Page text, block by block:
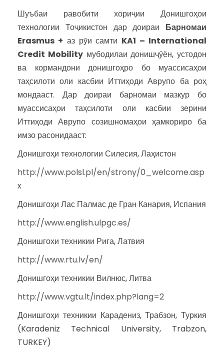
Шуъбаи равобити хориҷии Донишгоҳои
технологии Тоҷикистон дар доираи Барномаи
Erasmus + аз рӯи самти KA1 – International
Credit Mobilityмубодилаи донишҷӯён, устодон
ва кормандони донишгоҳро бо муассисаҳои
таҳсилоти оли касбии Иттиҳоди Аврупо ба роҳ
мондааст. Дар доираи барномаи мазкур бо
муассисаҳои таҳсилоти оли касбии зерини
Иттиҳоди Аврупо созишномаҳои ҳамкориро ба
имзо расонидааст:
Донишгоҳи технологии Силесия, Лаҳистон
http://www.polsl.pl/en/strony/0_welcome.asp
x
Донишгоҳи Лас Палмас де Гран Канария, Испания
http://www.english.ulpgc.es/
Донишгохи техникии Рига, Латвия
http://www.rtu.lv/en/
Донишгоҳи техникии Вилнюс, Литва
http://www.vgtu.lt/index.php?lang=2
Донишгоҳи техникии Карадениз, Трабзон, Туркия
(Karadeniz Technical University, Trabzon,
TURKEY)